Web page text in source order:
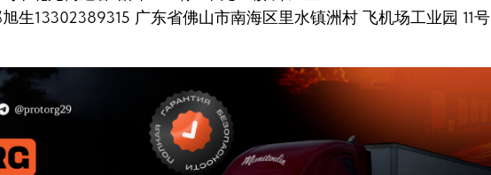
生13302389315 广东省佛山市南海区里水镇洲村 飞机场工业园 11号